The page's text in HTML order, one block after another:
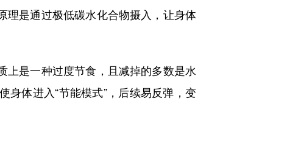
是通过极低碳水化合物摄入，让身体
是一种过度节食，且减掉的多数是水
身体进入“节能模式”，后续易反弹，变